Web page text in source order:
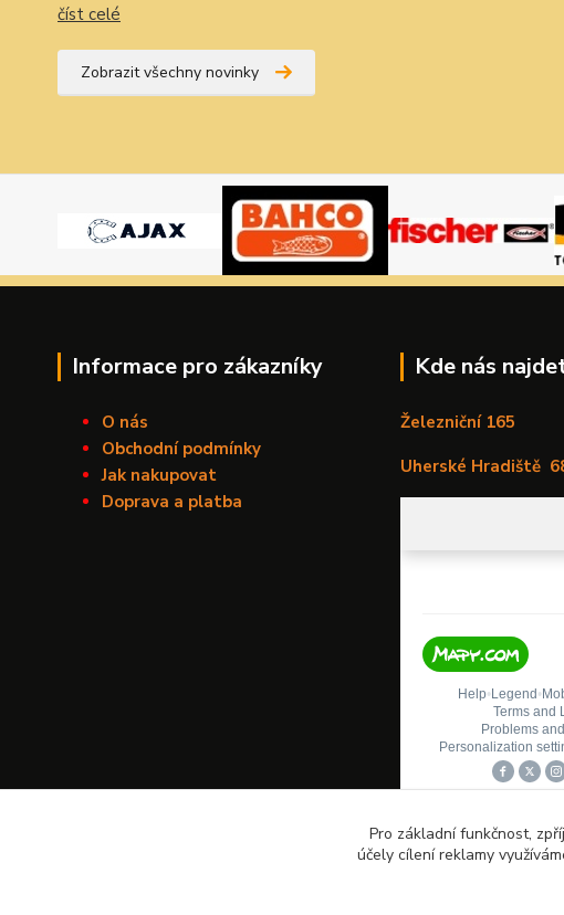
číst celé
Zobrazit všechny novinky
Informace pro zákazníky
O nás
Obchodní podmínky
Jak nakupovat
Doprava a platba
Kde nás
Železniční 165
Uherské Hradiště
Pro základní funkčnost,
účely cílení reklamy